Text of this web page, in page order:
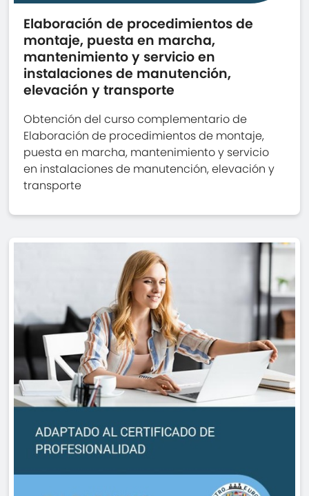
Elaboración de procedimientos de
montaje, puesta en marcha,
mantenimiento y servicio en
instalaciones de manutención,
elevación y transporte
Obtención del curso complementario de
Elaboración de procedimientos de montaje,
puesta en marcha, mantenimiento y servicio
en instalaciones de manutención, elevación y
transporte